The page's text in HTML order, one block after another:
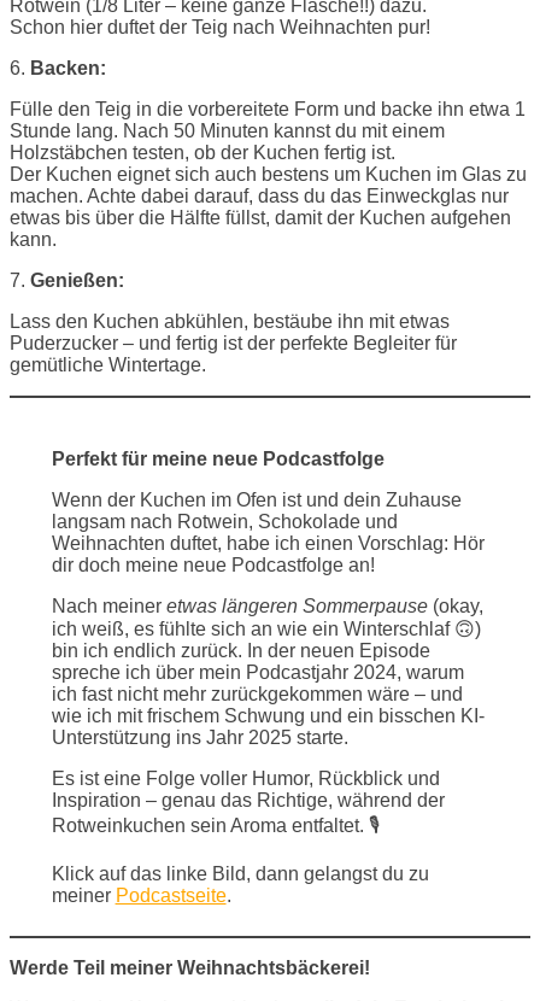
Rotwein (1/8 Liter – keine ganze Flasche!!) dazu.
Schon hier duftet der Teig nach Weihnachten pur!
6. Backen:
Fülle den Teig in die vorbereitete Form und backe ihn etwa 1
Stunde lang. Nach 50 Minuten kannst du mit einem
Holzstäbchen testen, ob der Kuchen fertig ist.
Der Kuchen eignet sich auch bestens um Kuchen im Glas zu
machen. Achte dabei darauf, dass du das Einweckglas nur
etwas bis über die Hälfte füllst, damit der Kuchen aufgehen
kann.
7. Genießen:
Lass den Kuchen abkühlen, bestäube ihn mit etwas
Puderzucker – und fertig ist der perfekte Begleiter für
gemütliche Wintertage.
Perfekt für meine neue Podcastfolge
Wenn der Kuchen im Ofen ist und dein Zuhause
langsam nach Rotwein, Schokolade und
Weihnachten duftet, habe ich einen Vorschlag: Hör
dir doch meine neue Podcastfolge an!
Nach meiner etwas längeren Sommerpause(okay,
ich weiß, es fühlte sich an wie ein Winterschlaf 🙃)
bin ich endlich zurück. In der neuen Episode
spreche ich über mein Podcastjahr 2024, warum
ich fast nicht mehr zurückgekommen wäre – und
wie ich mit frischem Schwung und ein bisschen KI-
Unterstützung ins Jahr 2025 starte.
Es ist eine Folge voller Humor, Rückblick und
Inspiration – genau das Richtige, während der
Rotweinkuchen sein Aroma entfaltet. 🎙️
Klick auf das linke Bild, dann gelangst du zu
meiner Podcastseite.
Werde Teil meiner Weihnachtsbäckerei!